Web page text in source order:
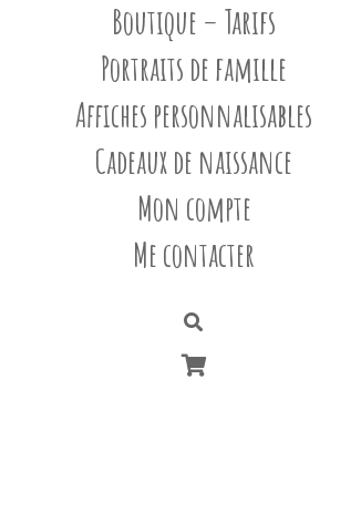
Boutique – Tarifs
Portraits de famille
Affiches personnalisables
Cadeaux de naissance
Mon compte
Me contacter